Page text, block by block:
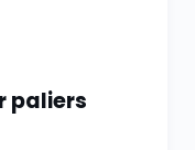
paliers